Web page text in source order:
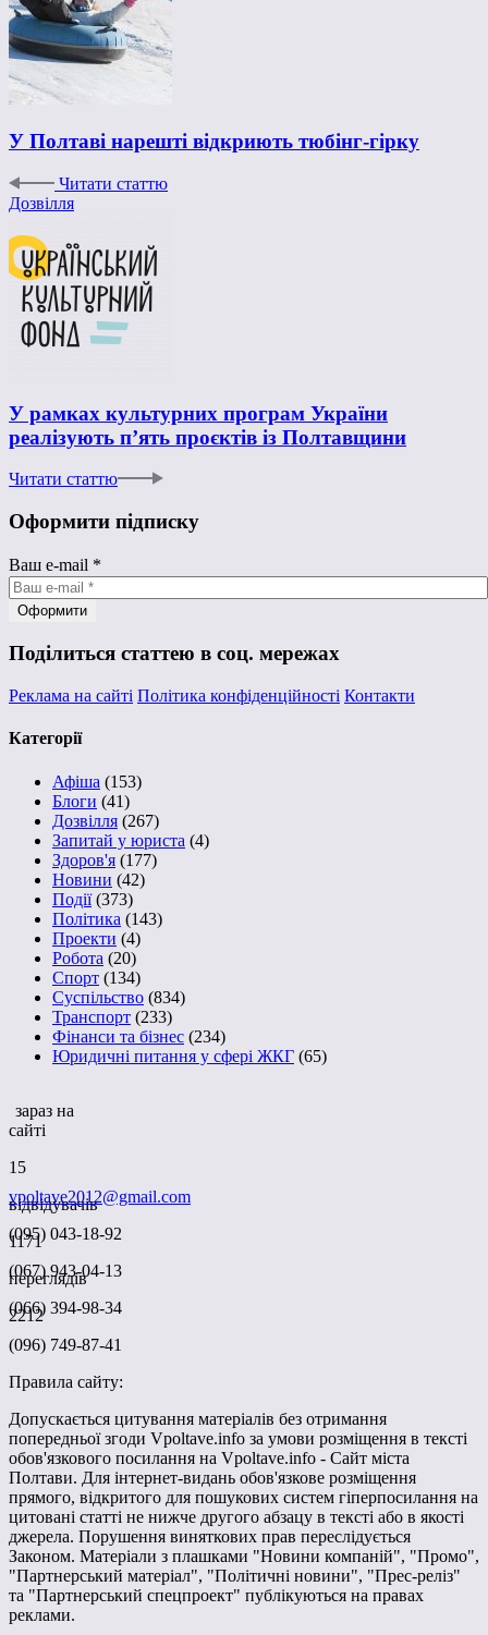
У Полтаві нарешті відкриють тюбінг-гірку
Читати статтю
Дозвілля
У рамках культурних програм України
реалізують п’ять проєктів із Полтавщини
Читати статтю
Оформити підписку
Ваш e-mail *
Поділиться статтею в соц. мережах
Реклама на сайті Політика конфіденційності Контакти
Категорії
Афіша (153)
Блоги (41)
Дозвілля (267)
Запитай у юриста (4)
Здоров'я (177)
Новини (42)
Події(373)
Політика (143)
Проекти (4)
Робота (20)
Спорт (134)
Суспільство (834)
Транспорт (233)
Фінанси та бізнес (234)
Юридичні питання у сфері ЖКГ (65)
зараз на
сайті
15
відвідувачів
1171
переглядів
2212
vpoltave2012@gmail.com
(095) 043-18-92
(067) 943-04-13
(066) 394-98-34
(096) 749-87-41
Правила сайту:
Допускається цитування матеріалів без отримання
попередньої згоди Vpoltave.info за умови розміщення в тексті
обов'язкового посилання на Vpoltave.info - Сайт міста
Полтави. Для інтернет-видань обов'язкове розміщення
прямого, відкритого для пошукових систем гіперпосилання на
цитовані статті не нижче другого абзацу в тексті або в якості
джерела. Порушення виняткових прав переслідується
Законом. Матеріали з плашками "Новини компаній", "Промо",
"Партнерський матеріал", "Політичні новини", "Прес-реліз"
та "Партнерський спецпроект" публікуються на правах
реклами.